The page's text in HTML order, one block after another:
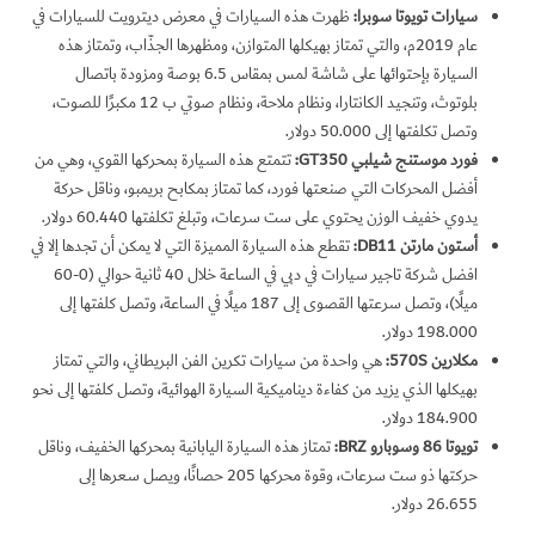
سيارات تويوتا سوبرا:ظهرت هذه السيارات في معرض ديترويت للسيارات في
عام 2019م، والتي تمتاز بهيكلها المتوازن، ومظهرها الجذّاب، وتمتاز هذه
السيارة بإحتوائها على شاشة لمس بمقاس 6.5 بوصة ومزودة باتصال
بلوتوث، وتنجيد الكانتارا، ونظام ملاحة، ونظام صوتي ب 12 مكبرًا للصوت،
وتصل تكلفتها إلى 50.000 دولار.
فورد موستنج شيلبيGT350
:تتمتع هذه السيارة بمحركها القوي، وهي من
أفضل المحركات التي صنعتها فورد، كما تمتاز بمكابح بريمبو، وناقل حركة
يدوي خفيف الوزن يحتوي على ست سرعات، وتبلغ تكلفتها 60.440 دولار.
أستون مارتنDB11
:تقطع هذه السيارة المميزة التي لا يمكن أن تجدها إلا في
افضل شركة تاجير سيارات في دبي في الساعة خلال 40 ثانية حوالي (0-60
ميلًا)، وتصل سرعتها القصوى إلى 187 ميلًا في الساعة، وتصل كلفتها إلى
198.000 دولار.
مكلارين 570S
:هي واحدة من سيارات تكرين الفن البريطاني، والتي تمتاز
بهيكلها الذي يزيد من كفاءة ديناميكية السيارة الهوائية، وتصل كلفتها إلى نحو
184.900 دولار.
تويوتا 86 وسوبارو
BRZ
:تمتاز هذه السيارة اليابانية بمحركها الخفيف، وناقل
حركتها ذو ست سرعات، وقوة محركها 205 حصانًا، ويصل سعرها إلى
26.655 دولار.